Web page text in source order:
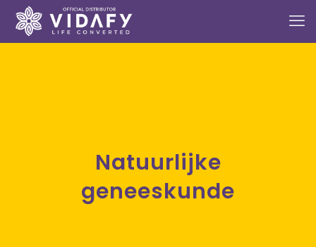
Natuurlijke
geneeskunde